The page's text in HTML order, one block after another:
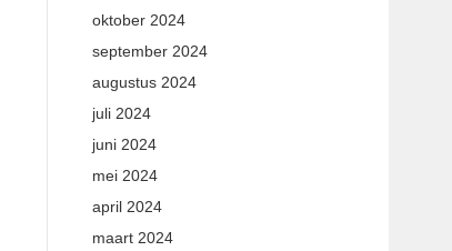
oktober 2024
september 2024
augustus 2024
juli 2024
juni 2024
mei 2024
april 2024
maart 2024